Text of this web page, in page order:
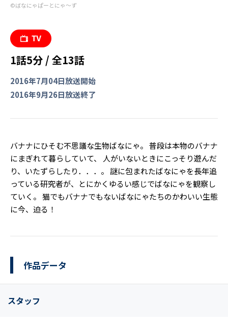
©︎ばなにゃぱーとにゃ～ず
1話5分 / 全13話
2016年7月04日放送開始
2016年9月26日放送終了
バナナにひそむ不思議な生物ばなにゃ。 普段は本物のバナナ
にまぎれて暮らしていて、 人がいないときにこっそり遊んだ
り、いたずらしたり．．．。 謎に包まれたばなにゃを長年追
っている研究者が、とにかくゆるい感じでばなにゃを観察し
ていく。 猫でもバナナでもないばなにゃたちのかわいい生態
に今、迫る！
作品データ
スタッフ